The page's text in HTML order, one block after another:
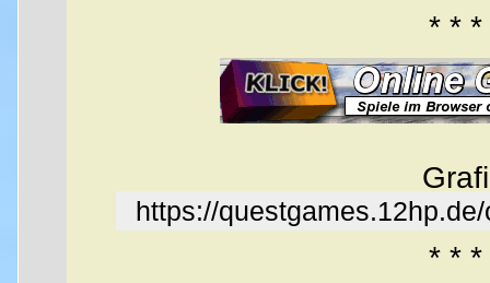
* * *
https://
* * *